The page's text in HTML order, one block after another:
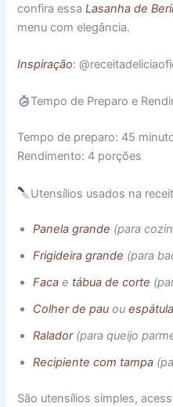
confira essaLasanha de
menu com elegância.
Inspiração:
Tempo de Preparo e
Tempo de preparo: 45
Rendimento: 4 porções
Utensílios usados na
Panela grande (para
Frigideira grande (para
Facae tábua de corte
Colher de pau ouespátula
Ralador(para queijo
Recipiente com tampa
São utensílios simples,